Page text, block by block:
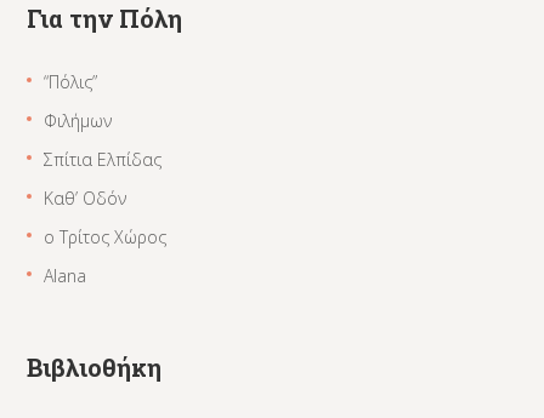
Για την Πόλη
“Πόλις”
Φιλήμων
Σπίτια Ελπίδας
Καθ’ Οδόν
ο Τρίτος Χώρος
Alana
Βιβλιοθήκη